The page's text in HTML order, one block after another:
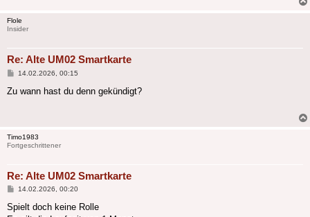
Flole
Insider
Re: Alte UM02 Smartkarte
Beitrag
14.02.2026, 00:15
Zu wann hast du denn gekündigt?
Timo1983
Fortgeschrittener
Re: Alte UM02 Smartkarte
Beitrag
14.02.2026, 00:20
Spielt doch keine Rolle